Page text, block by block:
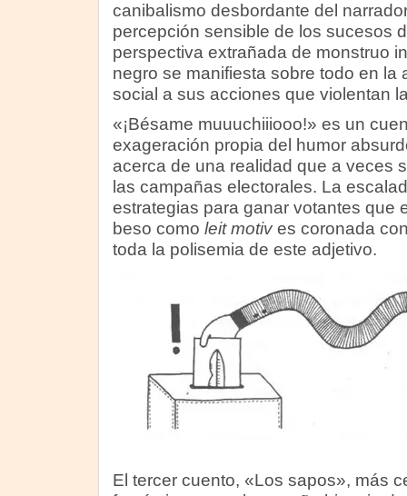
canibalismo desbordante del
percepción sensible de los sucesos
perspectiva extrañada de monstruo
negro se manifiesta sobre todo en la
social a sus acciones que violentan
«¡Bésame muuuchiiiooo!» es un
exageración propia del humor
acerca de una realidad que a veces
las campañas electorales. La
estrategias para ganar votantes que
beso como leit motives coronada
toda la polisemia de este adjetivo.
El tercer cuento, «Los sapos», más